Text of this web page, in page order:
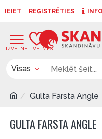
IEIET REĢISTRĒTIES INFO
Visas
Gulta Farsta Angle
GULTA FARSTA ANGLE